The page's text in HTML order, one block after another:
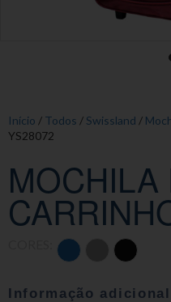
Início / Todos / Swissland /
YS28072
MOCHILA
Informação adicional